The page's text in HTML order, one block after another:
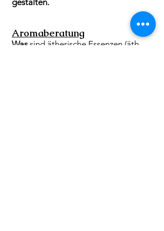
gestalten.
Aromaberatung
Was sind ätherische Essenzen (äth.